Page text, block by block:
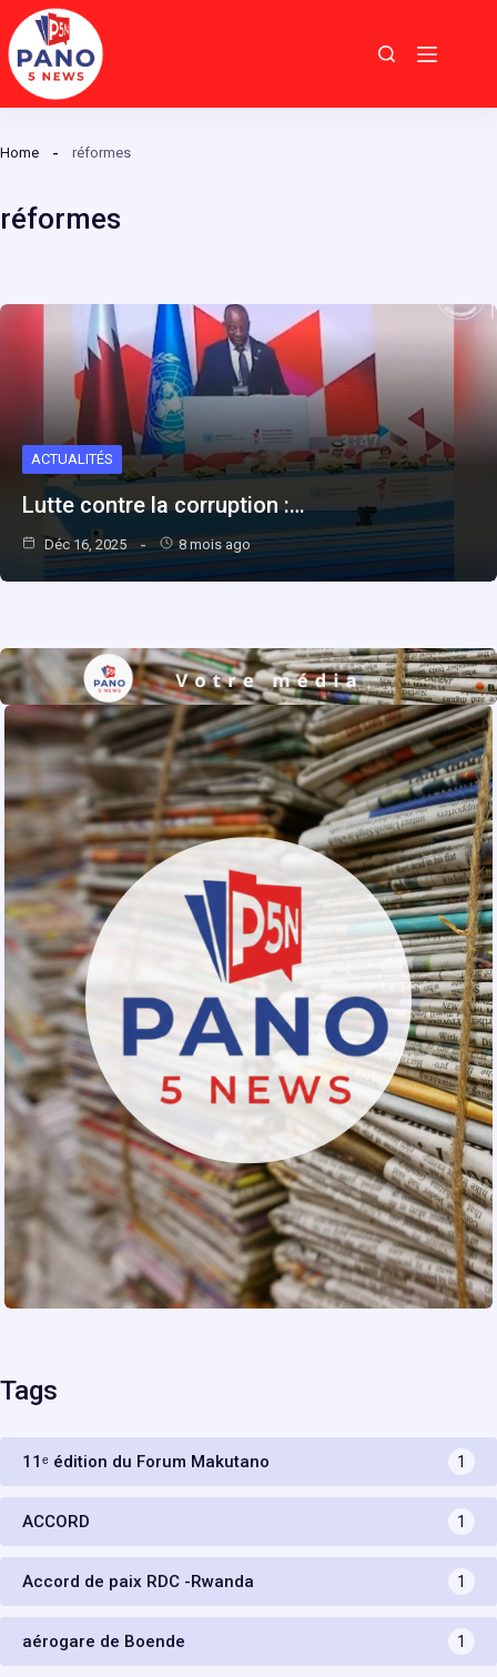
Passer
au
contenu
Home réformes
réformes
ACTUALITÉS
Lutte contre la corruption :…
Déc 16, 2025 8 mois ago
Tags
11ᵉ édition du Forum Makutano 1
ACCORD 1
Accord de paix RDC -Rwanda 1
aérogare de Boende 1